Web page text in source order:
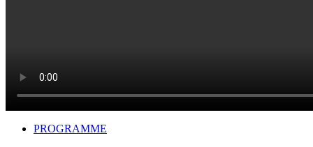
Das Team
PROGRAMME